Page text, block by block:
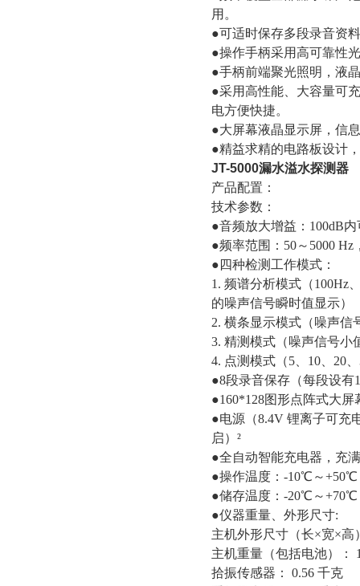
用。
●可适时保存多段录音资
●操作手柄采用高可靠性
●手柄前端聚光照明，液
●采用高性能、大容量可
电方便快捷。
●大屏幕液晶显示屏，信
●精益求精的电路板设计
JT-5000漏水溢水探测器
产品配置：
技术参数：
●音频放大增益：100dB内
●频率范围：50～5000
●四种检测工作模式：
1. 频谱分析模式（100Hz
的噪声信号瞬时值显示）
2. 横条显示模式（噪声信
3. 精测模式（噪声信号小
4. 点测模式（5、10、20
●8段录音保存（每段设有
●160*128图形点阵式大
●电源（8.4V 锂离子可充
启）²
●全自动智能充电器，充
●操作温度：-10℃～+50℃
●储存温度：-20℃～+70℃
●仪器重量、外形尺寸:
主机外形尺寸（长×宽×高
主机重量（包括电池）：
拾振传感器： 0.56 千克